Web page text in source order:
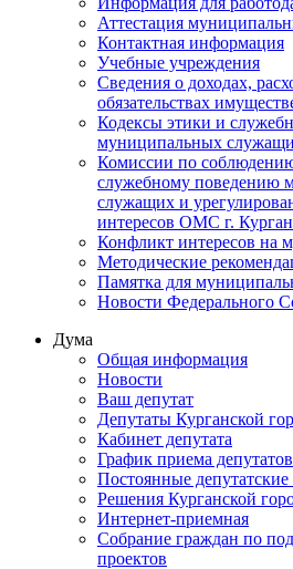
Аттестация
Контактная информация
Учебные учреждения
Сведения о доходах,
обязательствах
Кодексы этики и
муниципальных
Комиссии по
служебному поведению
служащих и
интересов ОМС г.
Конфликт интересов на
Методические
Памятка для
Новости Федерального
Дума
Общая информация
Новости
Ваш депутат
Депутаты Курганской
Кабинет депутата
График приема депутатов
Постоянные
Решения Курганской
Интернет-приемная
Собрание граждан по
проектов